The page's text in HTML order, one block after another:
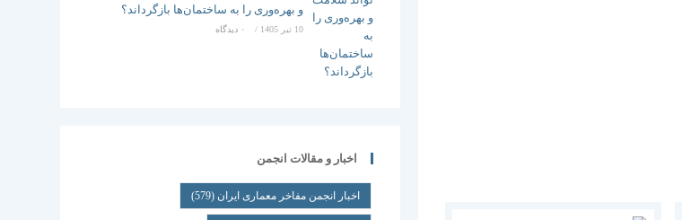
و بهره‌وری را به ساختمان‌ها بازگرداند؟
10 تیر 1405 / ۰ دیدگاه
اخبار و مقالات انجمن
اخبار انجمن مفاخر معماری ایران (579)